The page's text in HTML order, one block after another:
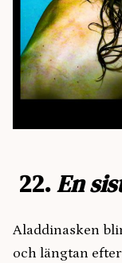
22.En
Aladdinasken
och längtan